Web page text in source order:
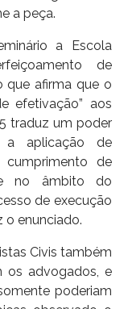
a peça.
a Escola
de
que afirma que o
efetivação” aos
traduz um poder
a aplicação de
de
no âmbito do
de execução
o enunciado.
Civis também
os advogados, e
poderiam